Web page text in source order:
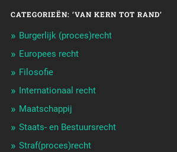
CATEGORIEËN: ‘VAN KERN TOT RAND’
Burgerlijk (proces)recht
Europees recht
Filosofie
Internationaal recht
Maatschappij
Staats- en Bestuursrecht
Straf(proces)recht